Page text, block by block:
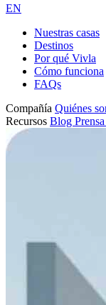
EN
Nuestras casas
Destinos
Por qué Vivla
Cómo funciona
FAQs
Compañía Quiénes
Recursos Blog Prensa